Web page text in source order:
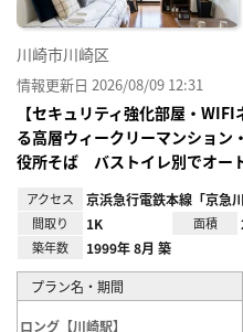
川崎市川崎区
情報更新日 2026/08/09 12:31
【セキュリティ強化部屋・
る高層ウィークリーマンション
役所そば バストイレ別でオー
アクセス 京浜急行電鉄本線「京急
間取り 1K 面積
築年数 1999年 8月 築
プラン名・期間
ロング【川崎駅】